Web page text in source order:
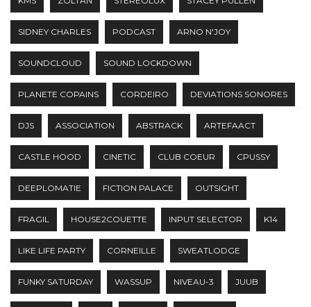
SIDNEY CHARLES PODCAST ARNO N'JOY
SOUNDCLOUD SOUND LOCKDOWN
PLANETE COPAINS CORDEIRO DEVIATIONS SONORES
DJS ASSOCIATION ABSTRACK ARTEFAACT
CASTLE HOOD CINETIC CLUB COEUR CPUSSY
DEEPLOMATIE FICTION PALACE OUTSIGHT
FRAGIL HOUSE2COUETTE INPUT SELECTOR K14
LIKE LIFE PARTY CORNEILLE SWEATLODGE
FUNKY SATURDAY WASSUP NIVEAU-3 JUUB